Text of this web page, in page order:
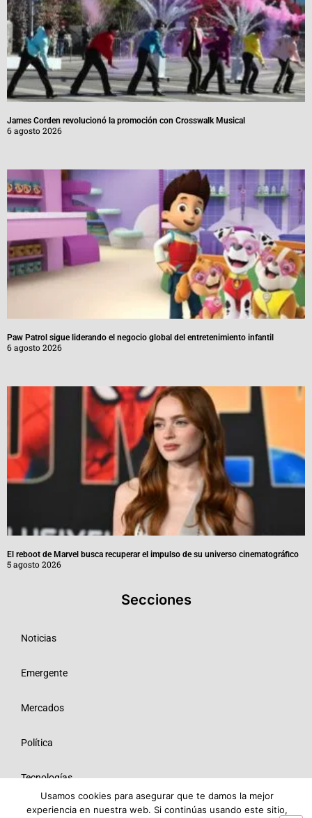
James Corden revolucionó la promoción con Crosswalk Musical
6 agosto 2026
Paw Patrol sigue liderando el negocio global del entretenimiento infantil
6 agosto 2026
El reboot de Marvel busca recuperar el impulso de su universo cinematográfico
5 agosto 2026
Secciones
Noticias
Emergente
Mercados
Política
Tecnologías
Opinión
Usamos cookies para asegurar que te damos la mejor
experiencia en nuestra web. Si continúas usando este sitio,